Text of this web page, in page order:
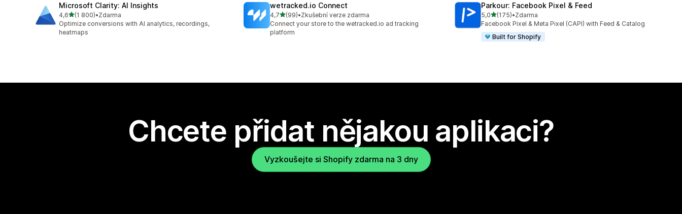
Microsoft Clarity: AI Insights
4,6z 5 hvězd
(1 800)
Celkový počet recenzí: 1800
•Zdarma
Optimize conversions with AI analytics, recordings,
heatmaps
wetracked.io Connect
4,7z 5 hvězd
(99)
Celkový počet recenzí: 99
•Zkušební verze zdarma
Connect your store to the wetracked.io ad tracking
platform
Parkour: Facebook Pixel & Feed
5,0z 5 hvězd
(175)
Celkový počet recenzí: 175
•Zdarma
Facebook Pixel & Meta Pixel (CAPI) with Feed & Catalog
Built for Shopify
Chcete přidat nějakou aplikaci?
Vyzkoušejte si Shopify zdarma na 3 dny